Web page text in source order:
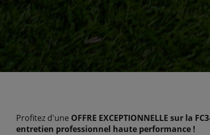
Profitez d'une OFFRE EXCEPTIONNELLE sur la
entretien professionnel haute performance !